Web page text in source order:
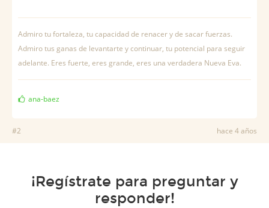
Admiro tu fortaleza, tu capacidad de renacer y de sacar fuerzas.
Admiro tus ganas de levantarte y continuar, tu potencial para seguir
adelante. Eres fuerte, eres grande, eres una verdadera Nueva Eva.
ana-baez
#2 hace 4 años
¡Regístrate para preguntar y
responder!